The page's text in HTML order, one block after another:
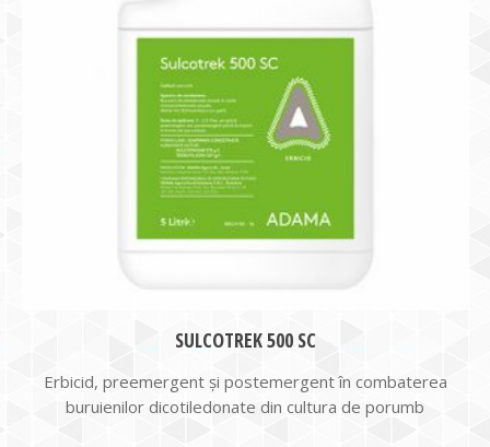
SULCOTREK 500 SC
Erbicid, preemergent și postemergent în combaterea
buruienilor dicotiledonate din cultura de porumb